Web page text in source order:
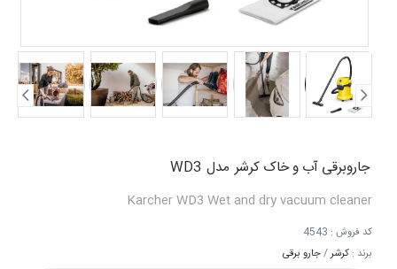
جاروبرقی آب و خاک کرشر مدل WD3
KarcherWD3 Wet and dry vacuum cleaner
کد فروش :
برند : کرشر/جارو برقی